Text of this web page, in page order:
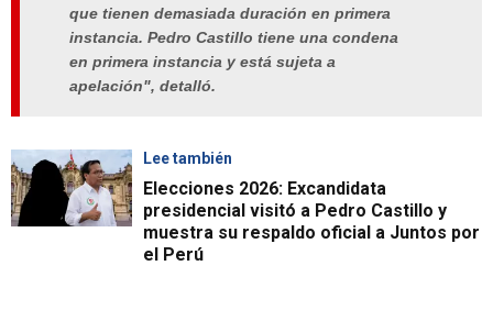
que tienen demasiada duración en primera
instancia. Pedro Castillo tiene una condena
en primera instancia y está sujeta a
apelación", detalló.
Lee también
Elecciones 2026: Excandidata
presidencial visitó a Pedro Castillo y
muestra su respaldo oficial a Juntos por
el Perú